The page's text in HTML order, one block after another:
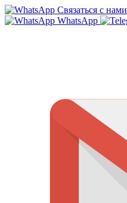
Связаться с нами
WhatsApp